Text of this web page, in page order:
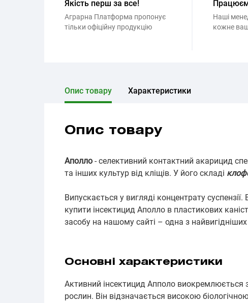
Якість перш за все!
Аграрна Платформа пропонує
тільки офіційну продукцію
Наші
кожне
Опис товару Характеристики
Опис товару
Аполло - селективний контактний акарицид
та інших культур від кліщів. У його складі
Випускається у вигляді концентрату
купити інсектицид Аполло в пластикових
засобу на нашому сайті – одна з найвигідніших
Основні характеристики
Активний інсектицид Апполо виокремлюється
рослин. Він відзначається високою